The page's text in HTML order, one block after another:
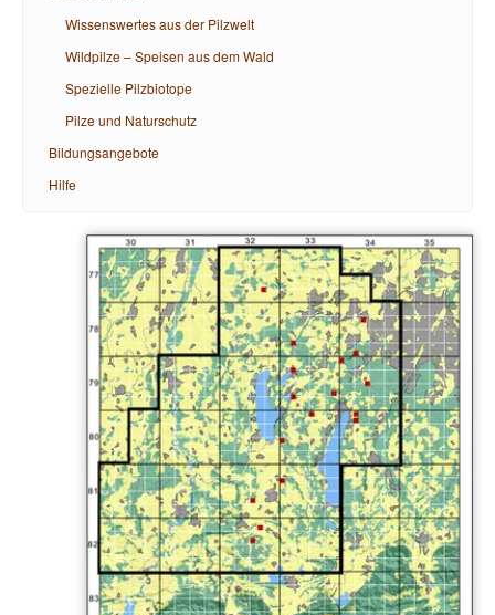
Wissenswertes aus der Pilzwelt
Wildpilze – Speisen aus dem Wald
Spezielle Pilzbiotope
Pilze und Naturschutz
Bildungsangebote
Hilfe